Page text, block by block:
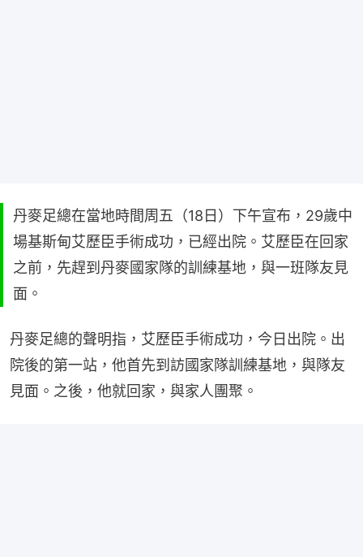
丹麥足總在當地時間周五（18日）下午宣布，29歲中
場基斯甸艾歷臣手術成功，已經出院。艾歷臣在回家
之前，先趕到丹麥國家隊的訓練基地，與一班隊友見
面。
丹麥足總的聲明指，艾歷臣手術成功，今日出院。出
院後的第一站，他首先到訪國家隊訓練基地，與隊友
見面。之後，他就回家，與家人團聚。